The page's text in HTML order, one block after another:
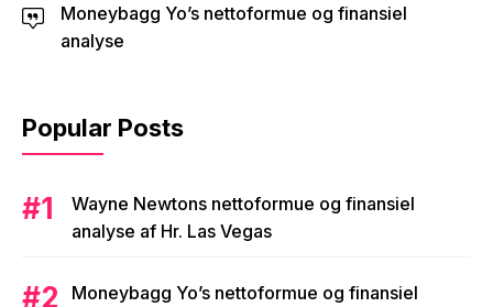
Moneybagg Yo’s nettoformue og finansiel
analyse
Popular Posts
Wayne Newtons nettoformue og finansiel
analyse af Hr. Las Vegas
Moneybagg Yo’s nettoformue og finansiel